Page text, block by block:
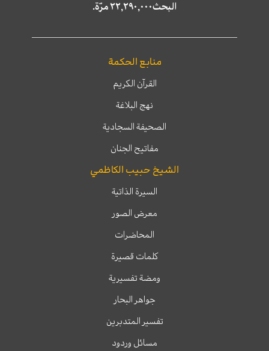
البحث٢٢,٢٩٠,٠٠٠ مرّة.
منابع الحكمة
القرآن الكريم
نهج البلاغة
الصحيفة السجادية
مفاتيح الجنان
الشيخ حبيب الكاظمي
السيرة الذاتية
معرض الصور
المحاضرات
كلمات قصيرة
ومضة تفسيرية
جواهر البحار
تفسير المتدبرين
مسائل وردود